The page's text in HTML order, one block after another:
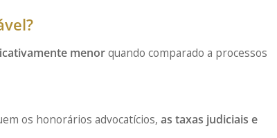
menorquando comparado a processos
os honorários advocatícios,as taxas judiciais e